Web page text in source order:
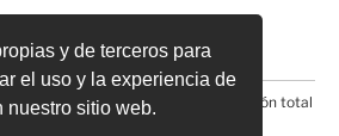
y de terceros para
el uso y la experiencia de
nuestro sitio web.
reservados. Prohibida la reproducción total
cualquier medio electrónico*